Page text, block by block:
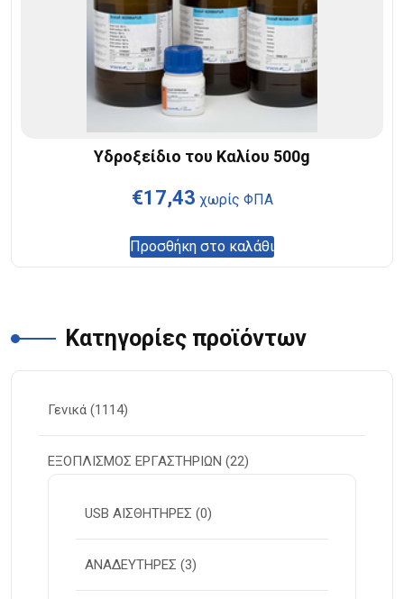
Υδροξείδιο του Καλίου 500g
€17,43 χωρίς ΦΠΑ
Προσθήκη στο καλάθι
Κατηγορίες προϊόντων
Γενικά (1114)
ΕΞΟΠΛΙΣΜΟΣ ΕΡΓΑΣΤΗΡΙΩΝ (22)
USB ΑΙΣΘΗΤΗΡΕΣ (0)
ΑΝΑΔΕΥΤΗΡΕΣ (3)